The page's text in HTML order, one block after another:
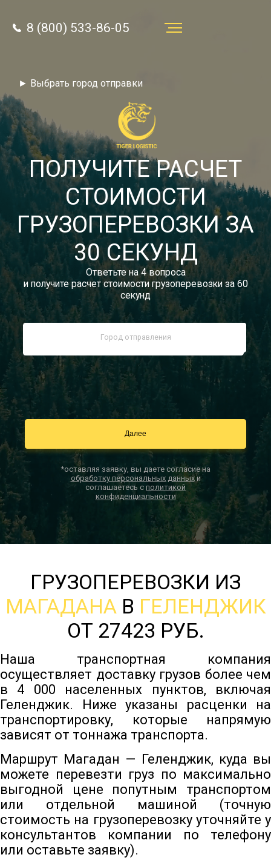
8 (800) 533-86-05
Звонок по России бесплатный
autotransport24@yandex.ru
Заказать звонок
Тарифы
Отзывы
Статьи
Новости
Документы
Контакты
► Выбрать город отправки
8 (800) 533-86-05
ПОЛУЧИТЕ РАСЧЕТ
СТОИМОСТИ
ГРУЗОПЕРЕВОЗКИ ЗА
30 СЕКУНД
Ответьте на 4 вопроса
и получите расчет стоимости грузоперевозки за 60
секунд
*оставляя заявку, вы даете согласие на
обработку персональных данныхи
соглашаетесь с политикой
конфиденциальности
ГРУЗОПЕРЕВОЗКИ ИЗ
МАГАДАНАВ ГЕЛЕНДЖИК
ОТ 27423 РУБ.
Наша транспортная компания
осуществляет доставку грузов более чем
в 4 000 населенных пунктов, включая
Геленджик. Ниже указаны расценки на
транспортировку, которые напрямую
зависят от тоннажа транспорта.
Маршрут Магадан — Геленджик, куда вы
можете перевезти груз по максимально
выгодной цене попутным транспортом
или отдельной машиной (точную
стоимость на грузоперевозку уточняйте у
консультантов компании по телефону
или оставьте заявку).